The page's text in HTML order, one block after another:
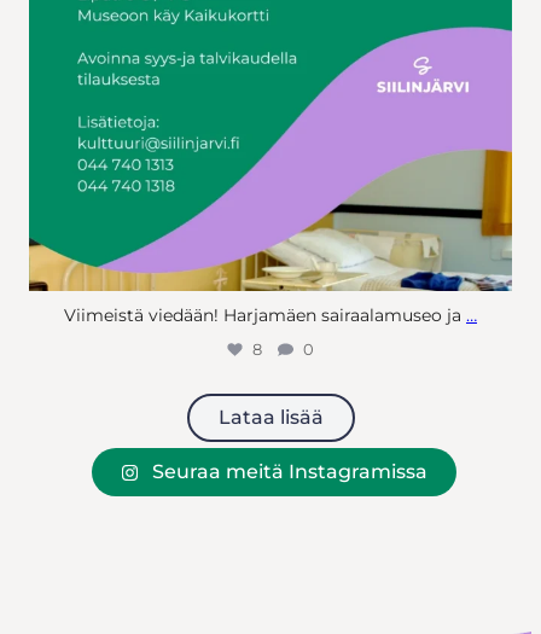
Viimeistä viedään! Harjamäen sairaalamuseo ja …
8 0
Lataa lisää
Seuraa meitä Instagramissa